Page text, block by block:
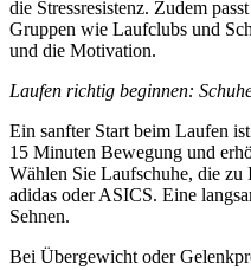
die Stressresistenz. Zudem
Gruppen wie Laufclubs und
und die Motivation.
Laufen richtig beginnen:
Ein sanfter Start beim Laufen
15 Minuten Bewegung und
Wählen Sie Laufschuhe, die
adidas oder ASICS. Eine
Sehnen.
Bei Übergewicht oder